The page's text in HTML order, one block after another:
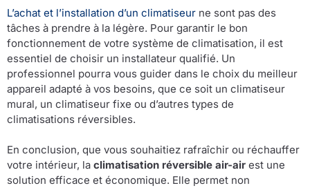
L’achat et l’installation d’un climatiseur ne sont pas des
tâches à prendre à la légère. Pour garantir le bon
fonctionnement de votre système de climatisation, il est
essentiel de choisir un installateur qualifié. Un
professionnel pourra vous guider dans le choix du meilleur
appareil adapté à vos besoins, que ce soit un climatiseur
mural, un climatiseur fixe ou d’autres types de
climatisations réversibles.
En conclusion, que vous souhaitiez rafraîchir ou réchauffer
votre intérieur, la climatisation réversible air-air est une
solution efficace et économique. Elle permet non